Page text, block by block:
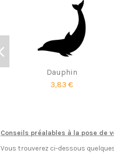
Dauphin
3,83 €
Conseils préalables à la pose de
Vous trouverez ci-dessous